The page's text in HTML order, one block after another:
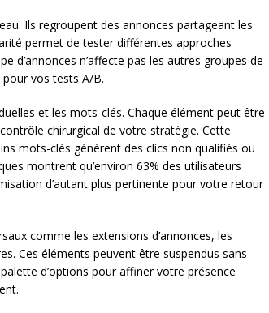
Ils regroupent des annonces partageant les
permet de tester différentes approches
d’annonces n’affecte pas les autres groupes de
vos tests A/B.
et les mots-clés. Chaque élément peut être
chirurgical de votre stratégie. Cette
mots-clés génèrent des clics non qualifiés ou
montrent qu’environ 63% des utilisateurs
d’autant plus pertinente pour votre retour
comme les extensions d’annonces, les
Ces éléments peuvent être suspendus sans
d’options pour affiner votre présence